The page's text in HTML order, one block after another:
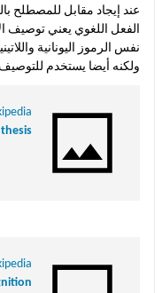
عند إيجاد مقابل للمصطلح
الفعل اللغوي يعني
نفس الرموز اليونانية
ولكنه أيضا يستخدم